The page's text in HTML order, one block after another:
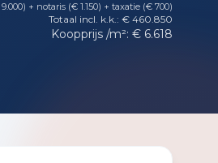
+ notaris (€ 1.150) + taxatie (€ 700)
Totaal incl. k.k.: € 460.850
Koopprijs /m²: € 6.618